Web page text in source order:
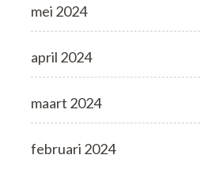
mei 2024
april 2024
maart 2024
februari 2024